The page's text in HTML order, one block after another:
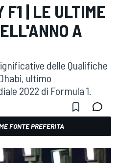
F1 | LE ULTIME
A
delle Qualifiche
ultimo
2022 di Formula 1.
FONTE PREFERITA